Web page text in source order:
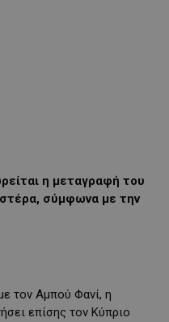
η μεταγραφή του
σύμφωνα με την
τον Αμπού Φανί, η
επίσης τον Κύπριο